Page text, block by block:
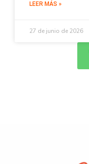
LEER MÁS »
27 de junio de 2026